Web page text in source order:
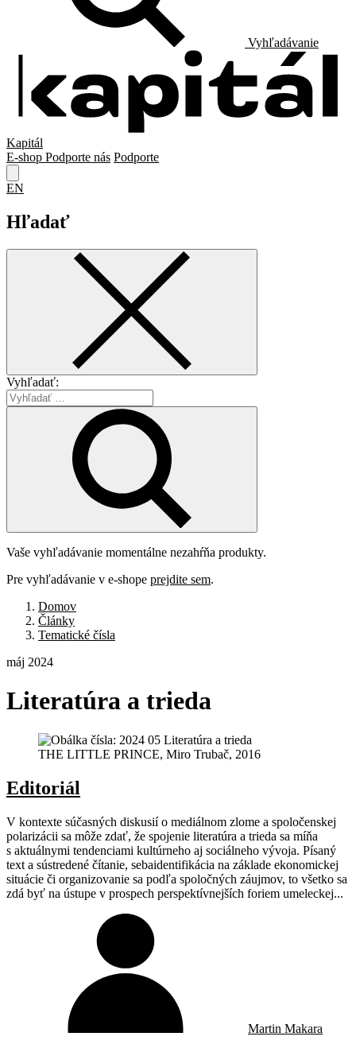
Vyhľadávanie
Kapitál
E-shop Podporte nás Podporte
EN
Hľadať
Vyhľadať:
Vaše vyhľadávanie momentálne nezahŕňa produkty.
Pre vyhľadávanie v e-shope prejdite sem.
Domov
Články
Tematické čísla
máj 2024
Literatúra a trieda
THE LITTLE PRINCE, Miro Trubač, 2016
Editoriál
V kontexte súčasných diskusií o mediálnom zlome a spoločenskej
polarizácii sa môže zdať, že spojenie literatúra a trieda sa míňa
s aktuálnymi tendenciami kultúrneho aj sociálneho vývoja. Písaný
text a sústredené čítanie, sebaidentifikácia na základe ekonomickej
situácie či organizovanie sa podľa spoločných záujmov, to všetko sa
zdá byť na ústupe v prospech perspektívnejších foriem umeleckej...
Martin Makara